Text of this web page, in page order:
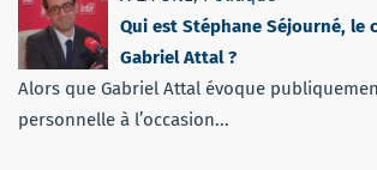
Qui est Stéphane Séjourné, le
Gabriel Attal ?
Alors que Gabriel Attal évoque
personnelle à l’occasion...